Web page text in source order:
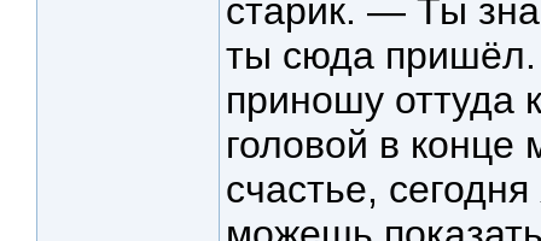
старик. — Ты
ты сюда пришёл.
приношу оттуда
головой в конце
счастье,